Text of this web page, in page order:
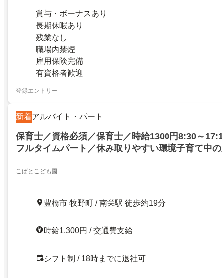
賞与・ボーナスあり
長期休暇あり
残業なし
職場内禁煙
雇用保険完備
有資格者歓迎
登録エントリー
新着アルバイト・パート
保育士／資格必須／保育士／時給1300円8:30～
フルタイムパート／休み取りやすい環境子育て中
こばとこども園
豊橋市 牧野町 / 南栄駅 徒歩約19分
時給1,300円 / 交通費支給
シフト制 / 18時までに退社可